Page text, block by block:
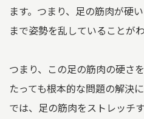
ます。つまり、足の筋肉が硬
まで姿勢を乱していることがわ
つまり、この足の筋肉の硬さ
たっても根本的な問題の解決
では、足の筋肉をストレッチ